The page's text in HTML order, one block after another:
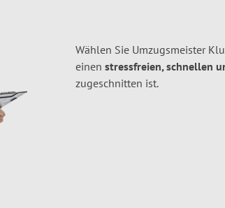
Wählen Sie Umzugsmeister
einen stressfreien, schnellen
zugeschnitten ist.